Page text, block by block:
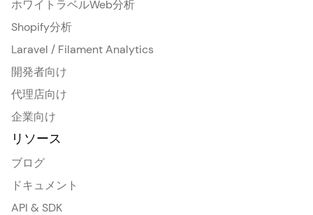
ホワイトラベルWeb分析
Shopify分析
Laravel / Filament Analytics
開発者向け
代理店向け
企業向け
リソース
ブログ
ドキュメント
API & SDK